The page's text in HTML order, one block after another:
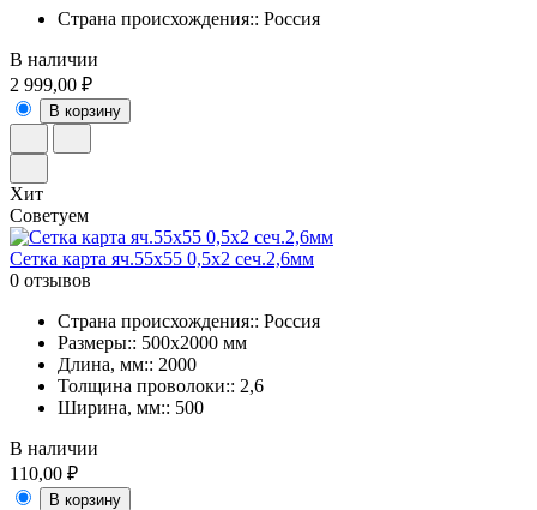
Страна происхождения:: Россия
В наличии
2 999,00 ₽
В корзину
Хит
Советуем
Сетка карта яч.55х55 0,5х2 сеч.2,6мм
0 отзывов
Страна происхождения:: Россия
Размеры:: 500х2000 мм
Длина, мм:: 2000
Толщина проволоки:: 2,6
Ширина, мм:: 500
В наличии
110,00 ₽
В корзину